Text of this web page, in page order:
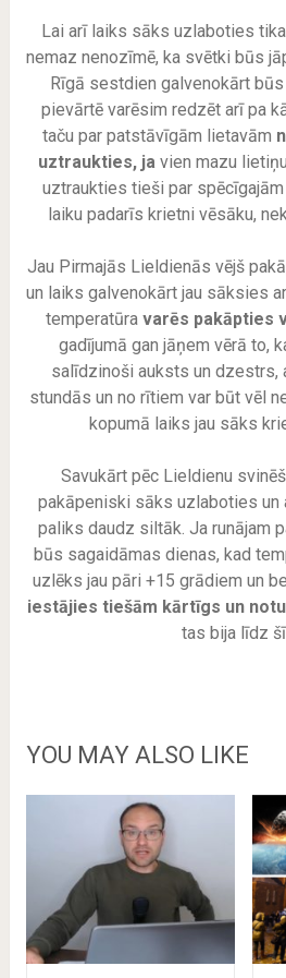
Lai arī laiks sāks uzlaboties
nemaz nenozīmē, ka svētki būs
Rīgā sestdien galvenokārt
pievārtē varēsim redzēt arī pa
taču par patstāvīgām lietavām
uztraukties, ja vien mazu
uztraukties tieši par
laiku padarīs krietni vēsāku,
Jau Pirmajās Lieldienās vējš
un laiks galvenokārt jau sāksies
temperatūra varēs pakāpties
gadījumā gan jāņem vērā to,
salīdzinoši auksts un dzestrs,
stundās un no rītiem var būt vēl
kopumā laiks jau sāks
Savukārt pēc Lieldienu
pakāpeniski sāks uzlaboties un
paliks daudz siltāk. Ja runājam
būs sagaidāmas dienas, kad
uzlēks jau pāri +15 grādiem un
iestājies tiešām kārtīgs un
tas bija līdz
YOU MAY ALSO LIKE